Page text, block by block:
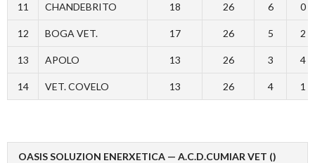
11 CHANDEBRITO 18 26 6 0
12 BOGA VET. 17 26 5 2
13 APOLO 13 26 3 4
14 VET. COVELO 13 26 4 1
OASIS SOLUZION ENERXETICA — A.C.D.CUMIAR VET ()